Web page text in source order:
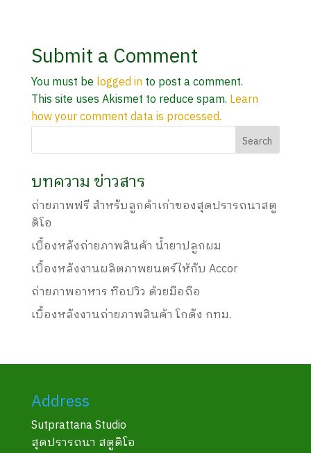
Submit a Comment
You must be logged into post a comment.
This site uses Akismet to reduce spam. Learn
how your comment data is processed.
บทความ ข่าวสาร
ถ่ายภาพฟรี สำหรับลูกค้าเก่าของสุดปรารถนาสตู
ดิโอ
เบื้องหลังถ่ายภาพสินค้า น้ำยาปลูกผม
เบื้องหลังงานผลิตภาพยนตร์ให้กับ Accor
ถ่ายภาพอาหาร ท๊อปวิว ด้วยมือถือ
เบื้องหลังงานถ่ายภาพสินค้า โกดัง กทม.
Address
Sutprattana Studio
สุดปรารถนา สตูดิโอ